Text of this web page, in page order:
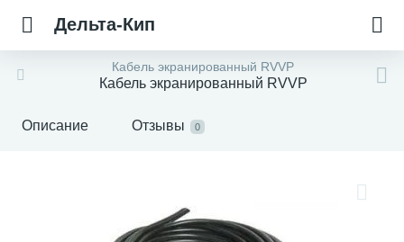
Дельта-Кип
Кабель экранированный RVVP
Кабель экранированный RVVP
Описание Отзывы 0